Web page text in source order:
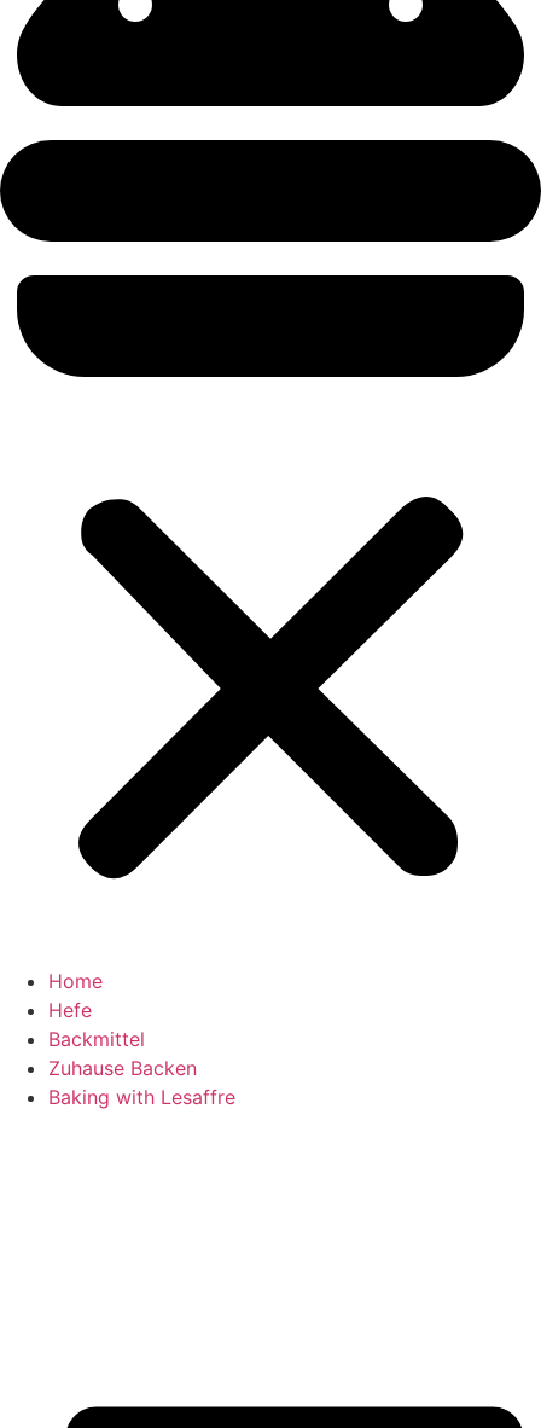
Home
Hefe
Backmittel
Zuhause Backen
Baking with Lesaffre